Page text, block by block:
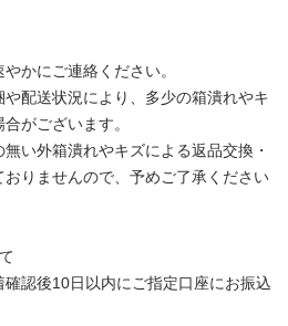
かにご連絡ください。
や配送状況により、多少の箱潰れやキ
がございます。
い外箱潰れやキズによる返品交換・
おりませんので、予めご了承ください
確認後10日以内にご指定口座にお振込